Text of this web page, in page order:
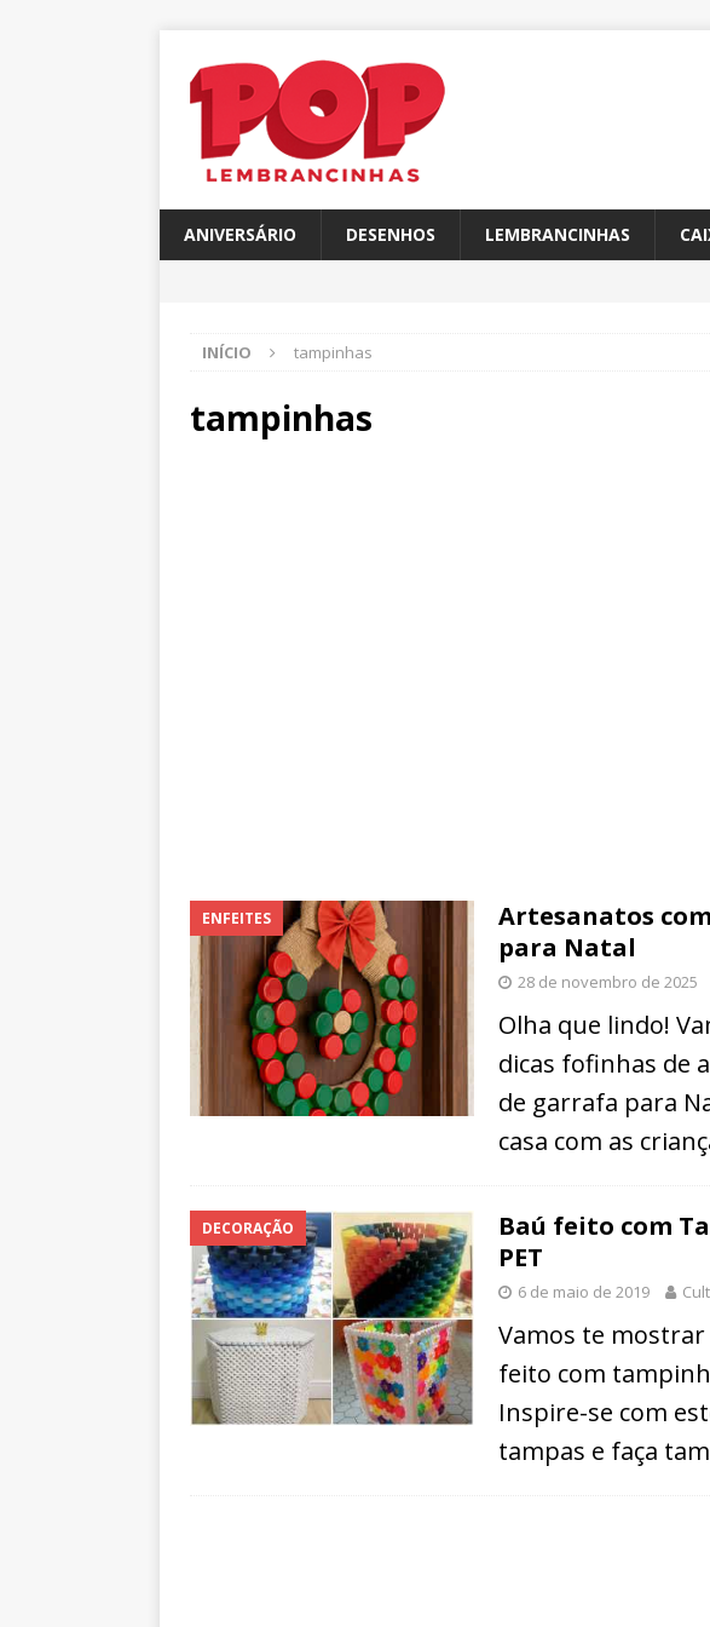
ANIVERSÁRIO DESENHOS LEMBRANCINHAS
INÍCIO tampinhas
tampinhas
ENFEITES
Artesanatos
para Natal
28 de novembro de 2025
Olha que lindo!
dicas fofinhas de
de garrafa para
casa com as
DECORAÇÃO
Baú feito com
PET
6 de maio de 2019
Vamos te
feito com
Inspire-se com
tampas e faça